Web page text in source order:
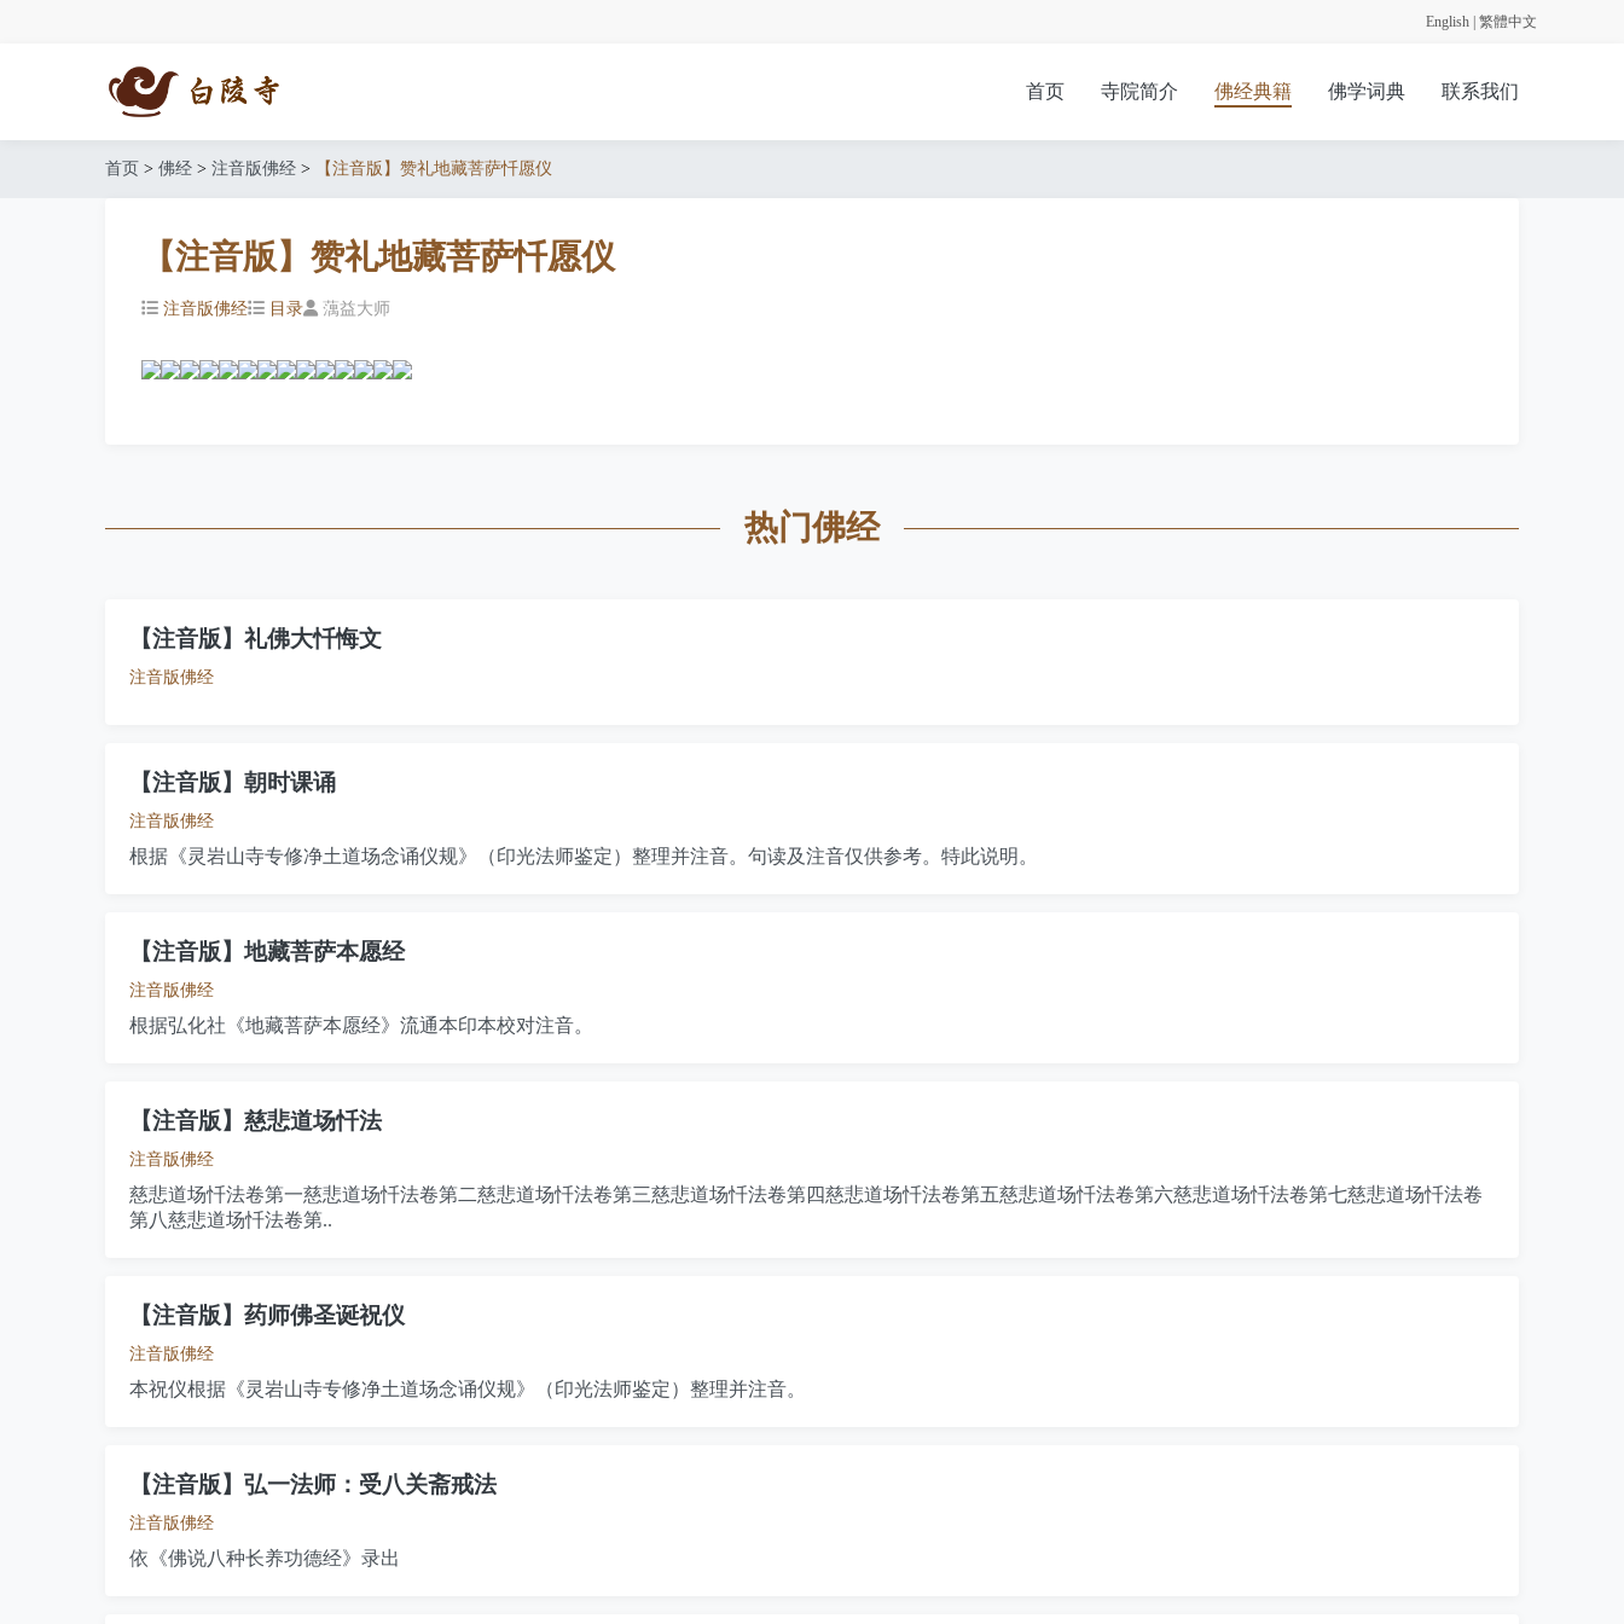
English 繁體中文
首页 寺院简介 佛经典籍 佛学词典 联系我们
首页 > 佛经 > 注音版佛经 > 【注音版】赞礼地藏菩萨忏愿仪
【注音版】赞礼地藏菩萨忏愿仪
注音版佛经 目录 蕅益大师
热门佛经
【注音版】礼佛大忏悔文
注音版佛经
【注音版】朝时课诵
注音版佛经
根据《灵岩山寺专修净土道场念诵仪规》（印光法师鉴定）整理并注音。句读及注音仅供参考。特此说明。
【注音版】地藏菩萨本愿经
注音版佛经
根据弘化社《地藏菩萨本愿经》流通本印本校对注音。
【注音版】慈悲道场忏法
注音版佛经
慈悲道场忏法卷第一慈悲道场忏法卷第二慈悲道场忏法卷第三慈悲道场忏法卷第四慈悲道场忏法卷第五慈悲道场忏法卷第六慈悲道场忏法卷第七慈悲道场忏法卷
第八慈悲道场忏法卷第..
【注音版】药师佛圣诞祝仪
注音版佛经
本祝仪根据《灵岩山寺专修净土道场念诵仪规》（印光法师鉴定）整理并注音。
【注音版】弘一法师：受八关斋戒法
注音版佛经
依《佛说八种长养功德经》录出